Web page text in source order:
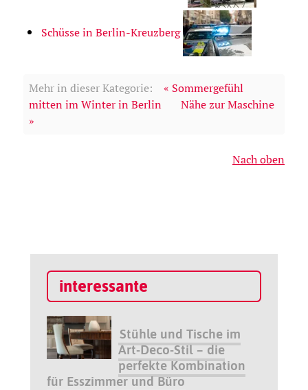
Schüsse in Berlin-Kreuzberg
Mehr in dieser Kategorie:
« Sommergefühl
mitten im Winter in Berlin
Nähe zur Maschine
»
Nach oben
interessante
Stühle und Tische im
Art-Deco-Stil – die
perfekte Kombination
für Esszimmer und Büro